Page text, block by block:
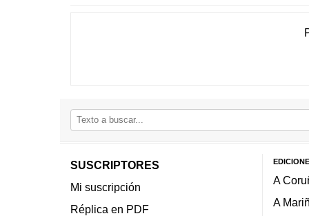
SUSCRIPTORES
Mi suscripción
Réplica en PDF
A
A